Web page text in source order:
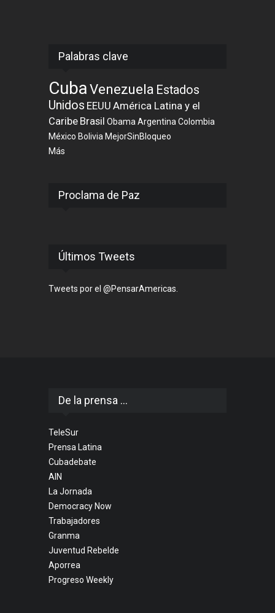
Palabras clave
CubaVenezuela Estados
Unidos EEUU América Latina y el
Caribe Brasil ObamaArgentinaColombia
México Bolivia MejorSinBloqueo
Más
Proclama de Paz
Últimos Tweets
Tweets por el @PensarAmericas.
De la prensa ...
TeleSur
Prensa Latina
Cubadebate
AIN
La Jornada
Democracy Now
Trabajadores
Granma
Juventud Rebelde
Aporrea
Progreso Weekly